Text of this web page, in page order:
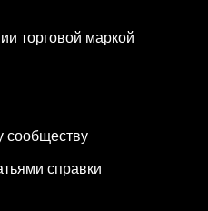
торговой маркой
сообществу
справки